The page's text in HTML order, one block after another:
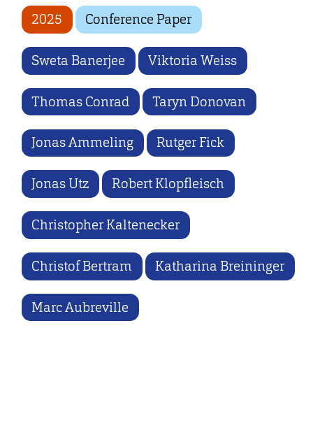
2025 Conference Paper
Sweta Banerjee Viktoria Weiss
Thomas Conrad Taryn Donovan
Jonas Ammeling Rutger Fick
Jonas Utz Robert Klopfleisch
Christopher Kaltenecker
Christof Bertram Katharina Breininger
Marc Aubreville